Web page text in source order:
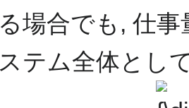
る場合でも, 仕
ステム全体とし
\rho \,}